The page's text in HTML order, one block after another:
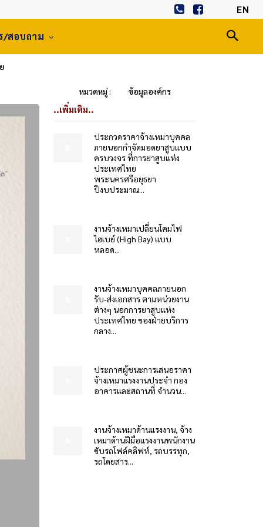
EN
/สอบถาม
หมวดหมู่ : ข้อมูลองค์กร
..เพิ่มเติม..
ประกวดราคาจ้างเหมาบุคคล
ภายนอกกำจัดมอดยาสูบแบบ
ครบวงจร ที่การยาสูบแห่ง
ประเทศไทย
พระนครศรีอยุธยา
ปีงบประมาณ...
งานจ้างเหมาเปลี่ยนโคมไฟ
ไฮเบย์ (High Bay) แบบ
หลอด...
งานจ้างเหมาบุคคลภายนอก
รับ-ส่งเอกสาร ตามหน่วยงาน
ต่างๆ นอกการยาสูบแห่ง
ประเทศไทย ของฝ่ายบริการ
กลาง...
ประกาศผู้ชนะการเสนอราคา
จ้างเหมาแรงงานประจำ กอง
อาคารและสถานที่ จำนวน...
งานจ้างเหมาด้านแรงงาน, จ้าง
เหมาด้านฝีมือแรงงานพนักงาน
ขับรถโฟล์คลิฟท์, รถบรรทุก,
รถโดยสาร...